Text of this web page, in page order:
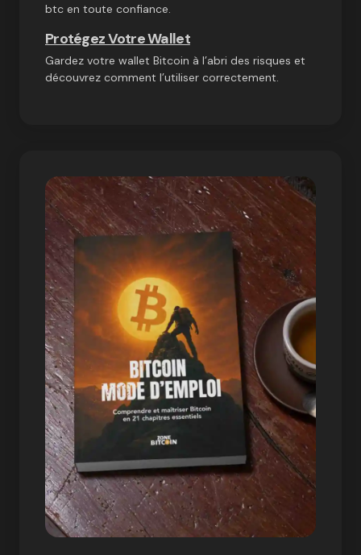
btc en toute confiance.
Protégez Votre Wallet
Gardez votre wallet Bitcoin à l’abri des risques et
découvrez comment l’utiliser correctement.